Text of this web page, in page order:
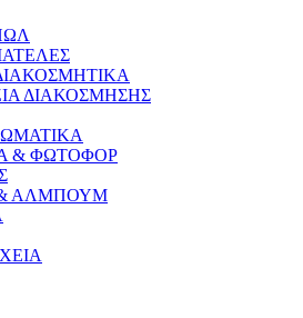
ΔΙΑΚΟΣΜΗΣΗΣ
& ΦΩΤΟΦΟΡ
ΑΛΜΠΟΥΜ